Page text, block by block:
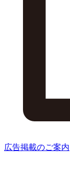
広告掲載のご案内